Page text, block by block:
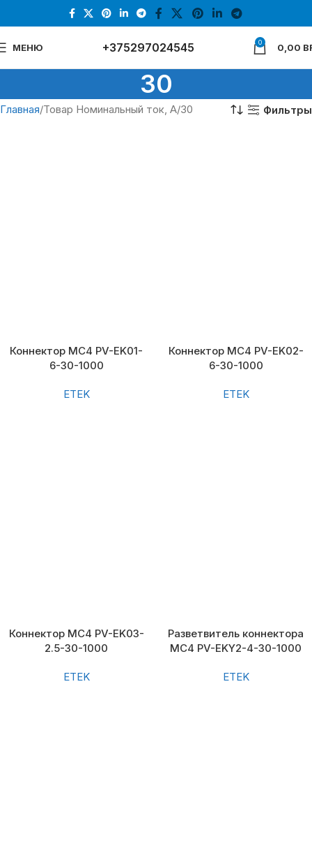
МЕНЮ +375297024545 0 0,00
30
Главная Товар Номинальный ток, А 30 Фильтры
Коннектор MC4 PV-EK01-
6-30-1000
ETEK
Коннектор MC4 PV-EK02-
6-30-1000
ETEK
Коннектор MC4 PV-EK03-
2.5-30-1000
ETEK
Разветвитель коннектора
MC4 PV-EKY2-4-30-1000
ETEK